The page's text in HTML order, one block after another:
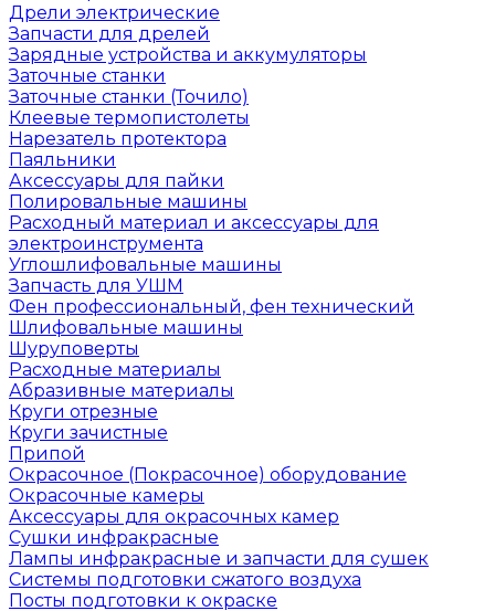
Дрели электрические
Запчасти для дрелей
Зарядные устройства и аккумуляторы
Заточные станки
Заточные станки (Точило)
Клеевые термопистолеты
Нарезатель протектора
Паяльники
Аксессуары для пайки
Полировальные машины
Расходный материал и аксессуары для
электроинструмента
Углошлифовальные машины
Запчасть для УШМ
Фен профессиональный, фен технический
Шлифовальные машины
Шуруповерты
Расходные материалы
Абразивные материалы
Круги отрезные
Круги зачистные
Припой
Окрасочное (Покрасочное) оборудование
Окрасочные камеры
Аксессуары для окрасочных камер
Сушки инфракрасные
Лампы инфракрасные и запчасти для сушек
Системы подготовки сжатого воздуха
Посты подготовки к окраске